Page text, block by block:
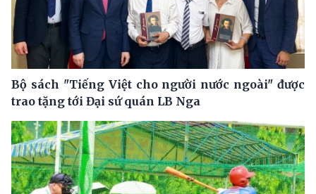
Bộ sách "Tiếng Việt cho người nước ngoài" được
trao tặng tới Đại sứ quán LB Nga